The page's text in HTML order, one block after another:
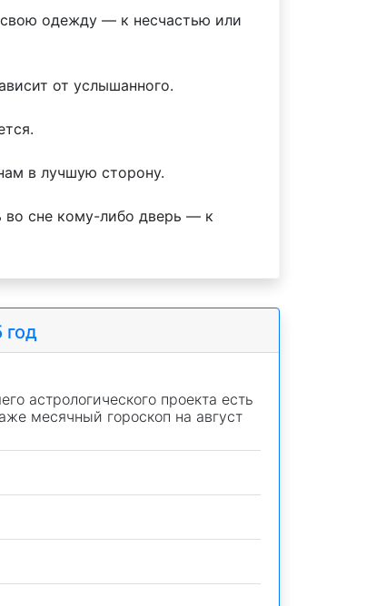
одежду — к несчастью или
от услышанного.
в лучшую сторону.
во сне кому-либо дверь — к
год
астрологического проекта есть
месячный гороскоп на август